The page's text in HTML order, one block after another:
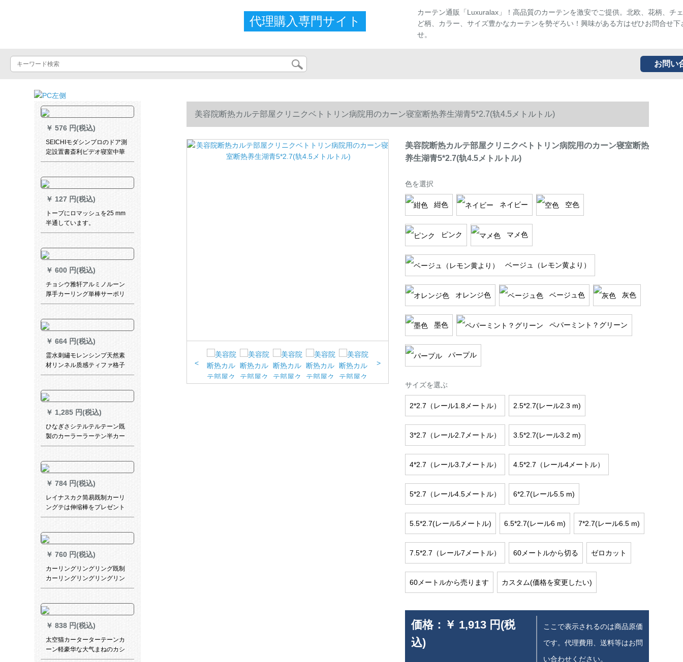
代理購入専門サイト
カーテン通販「Luxuralax」！高品質のカーテンを激安でご提供。北欧、花柄、チ
ど柄、カラー、サイズ豊かなカーテンを勢ぞろい！興味がある方はぜひお問合せ下
せ。
お問い
￥ 576 円(税込)
SEICHIモダシンプロのドア測
定設置書斎利ビデオ寝室中華
北欧经典既制カーターテーン
ーダメード1メトル単价
￥ 127 円(税込)
トープにロマッシュを25 mm
半通しています。
￥ 600 円(税込)
チョシウ雅轩アルミノルーン
厚手カーリング単棒サーポリ
ング寝室双棒オーストリング
ーンビルビル雅轩森系白-ダブ
ロドは何枚ですか？
￥ 664 円(税込)
霊水刺繡モレンシンプ天然素
材リンネル质感ティファ格子
カーン寝室书房ベルンダンス
ーァン灰色カーテーン家）
￥ 1,285 円(税込)
ひなぎさシテルテルテーン既
製のカーラーラーテン半カー
ンンヒヒーカーララテテン小
ンンテーンンンン断熱のレイ
ンインビン出窓紗カーカーラ
ララテン黄色の遮光-紗項高
150*170 cm
￥ 784 円(税込)
レイナスカク简易既制カーリ
ングテは伸缩棒をプレゼント
するものです。完全に遮光し
ムッシュがショーンがないコ
ットン阳毛カーテージが
1.5*1.8メトルの高さをプレゼ
ントします。
￥ 760 円(税込)
カーリングリングリング既制
カーリングリングリングリン
グリング寝室遮光カーターテ
グ厚手日よけ布布ショパーテ
ーテーリングリングリングリ
ングリングバッグの単纯片装
（ロマポールを除く）2.0高级
￥ 838 円(税込)
太空猫カーターターテーンカ
ーン軽豪华な大气まねのカシ
ミヤの绿のツメに合せた遮光
美容院断热カルテ部屋クリニクベトトリン病院用のカーン寝室断热养生湖青5*2.7(轨4.5メトルトル)
< >
美容院断热カルテ部屋クリニクベトトリン病院用のカーン寝室断热
养生湖青5*2.7(轨4.5メトルトル)
色を選択
紺色 ネイビー 空色
ピンク マメ色
ベージュ（レモン黄より）
オレンジ色 ベージュ色 灰色
墨色 ペパーミント？グリーン
パープル
サイズを選ぶ
2*2.7（レール1.8メートル） 2.5*2.7(レール2.3 m)
3*2.7（レール2.7メートル） 3.5*2.7(レール3.2 m)
4*2.7（レール3.7メートル） 4.5*2.7（レール4メートル）
5*2.7（レール4.5メートル） 6*2.7(レール5.5 m)
5.5*2.7(レール5メートル) 6.5*2.7(レール6 m) 7*2.7(レール6.5 m)
7.5*2.7（レール7メートル） 60メートルから切る ゼロカット
60メートルから売ります カスタム(価格を変更したい)
価格： ￥ 1,913 円(税
込)
ここで表示されるのは商品原価
です。代理費用、送料等はお問
い合わせください。